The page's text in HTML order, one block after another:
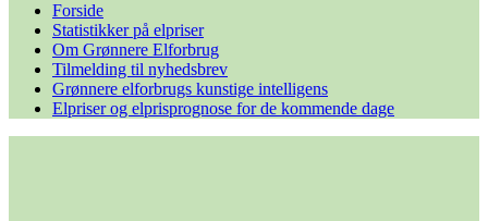
Forside
Statistikker på elpriser
Om Grønnere Elforbrug
Tilmelding til nyhedsbrev
Grønnere elforbrugs kunstige intelligens
Elpriser og elprisprognose for de kommende dage